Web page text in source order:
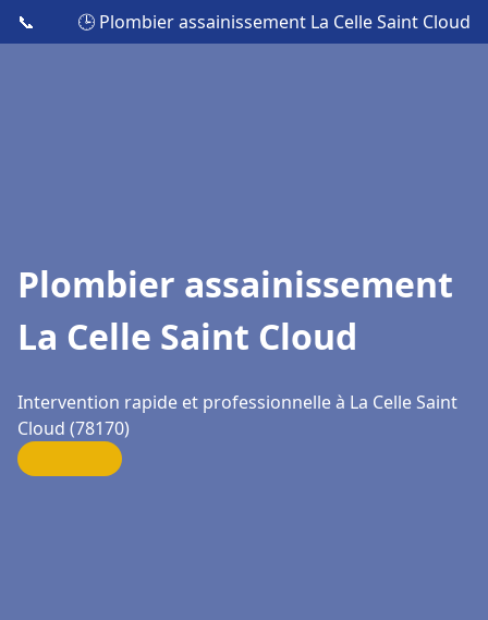
📞 🕒 Plombier assainissement La Celle Saint Cloud
Plombier assainissement
La Celle Saint Cloud
Intervention rapide et professionnelle à La Celle Saint
Cloud (78170)